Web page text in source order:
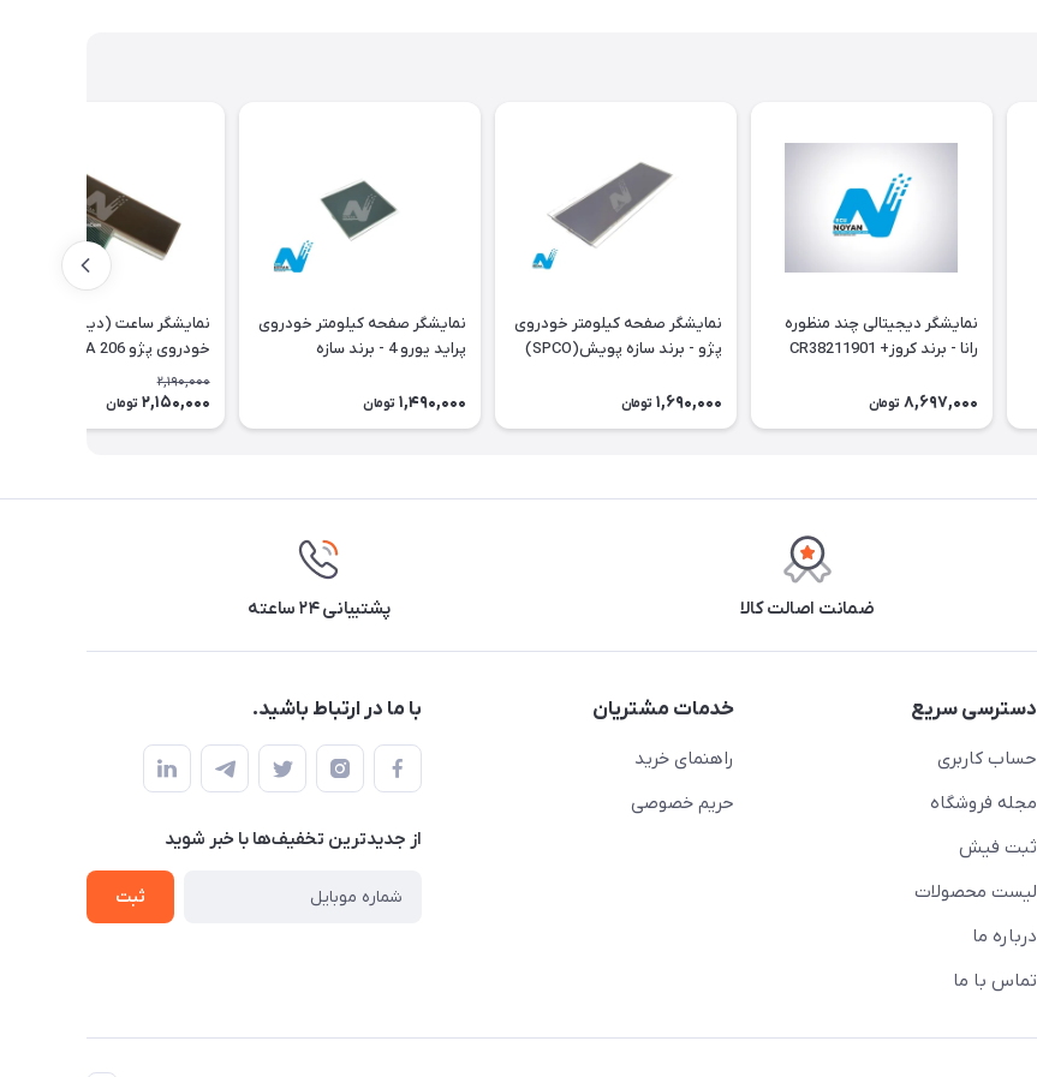
نمایشگر دیجیتالی چند منظوره
رانا - برند کروز+ CR38211901
8,697,000 تومان
نمایشگر صفحه کیلومتر خودروی
پژو - برند سازه پویش(SPCO)
1,690,000 تومان
نمایشگر صفحه کیلومتر خودروی
پراید یورو 4 - برند سازه
1,490,000 تومان
نمایشگر ساعت (دیسپلی)
اورجینال
2,190,000
2,150,000 تومان
ضمانت اصالت کالا پشتیبانی ۲۴ ساعته
دسترسی سریع
حساب کاربری
مجله فروشگاه
ثبت فیش
لیست محصولات
درباره ما
تماس با ما
خدمات مشتریان
راهنمای خرید
حریم خصوصی
با ما در ارتباط باشید.
از جدید‌ترین تخفیف‌ها با‌ خبر شوید
ثبت